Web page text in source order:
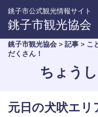
銚子市公式観光情報サイト
銚子市観光協会
銚子市観光協会 > 記事 > こ
だくさん！
ちょう
元日の犬吠エ